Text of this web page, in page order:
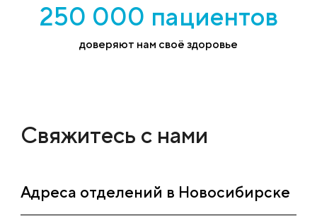
250 000 пациентов
доверяют нам своё здоровье
Свяжитесь с нами
Адреса отделений в Новосибирске